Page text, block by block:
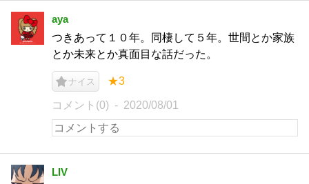
aya
つきあって１０年。同棲して５年。世間とか家族
とか未来とか真面目な話だった。
ナイス ★3
コメント(0) 2020/08/01
LIV